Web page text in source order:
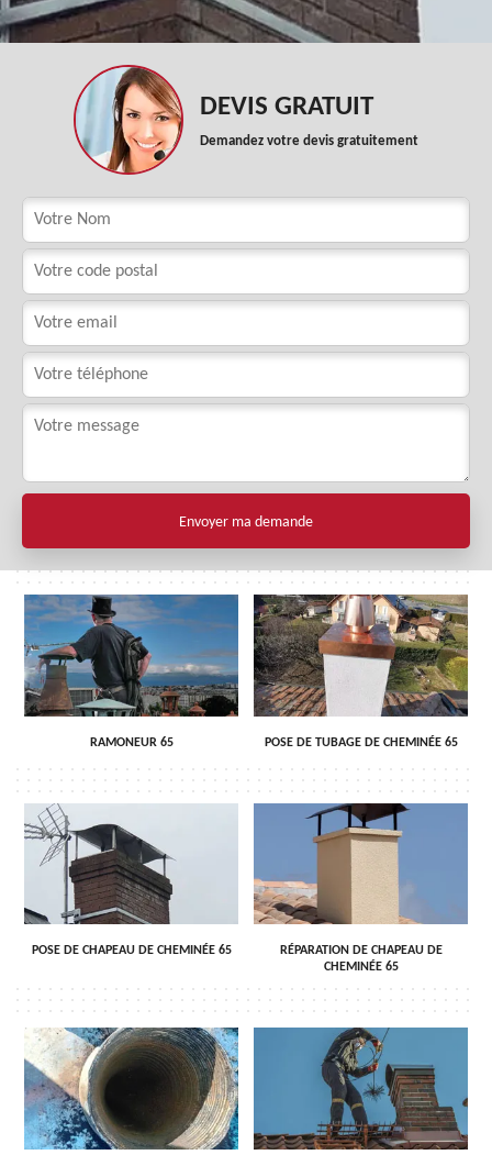
DEVIS GRATUIT
Demandez votre devis gratuitement
RAMONEUR 65 POSE DE TUBAGE DE CHEMINÉE 65
POSE DE CHAPEAU DE CHEMINÉE 65
RÉPARATION DE CHAPEAU DE
CHEMINÉE 65